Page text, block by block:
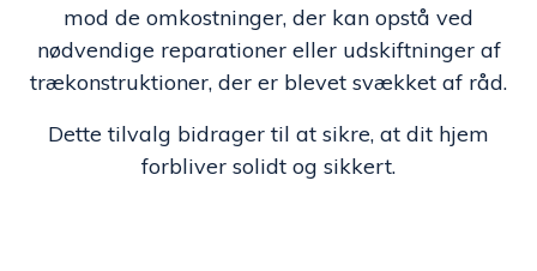
mod de omkostninger, der kan opstå ved
nødvendige reparationer eller udskiftninger af
trækonstruktioner, der er blevet svækket af råd.
Dette tilvalg bidrager til at sikre, at dit hjem
forbliver solidt og sikkert.